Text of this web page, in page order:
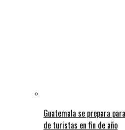
Guatemala se prepara
de turistas en fin de año